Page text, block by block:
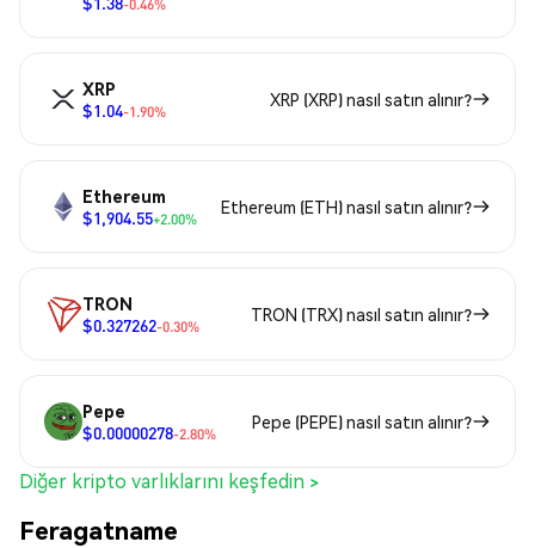
-0.46%
XRP
$1.04-1.90%
XRP (XRP) nasıl satın alınır?
Ethereum
$1,904.55+2.00%
Ethereum (ETH) nasıl satın alınır?
TRON
$0.327262-0.30%
TRON (TRX) nasıl satın alınır?
Pepe
$0.00000278-2.80%
Pepe (PEPE) nasıl satın alınır?
Diğer kripto varlıklarını keşfedin >
Feragatname